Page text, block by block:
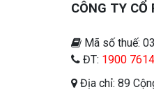
CÔNG TY CỔ
Mã số thuế:
ĐT: 1900 7614
Địa chỉ: 89